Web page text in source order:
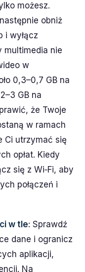
możesz.
obniż
i wyłącz
multimedia nie
w
0,3–0,7 GB na
GB na
że Twoje
w ramach
Ci utrzymać się
opłat. Kiedy
się z Wi‑Fi, aby
połączeń i
w tle: Sprawdź
dane i ogranicz
aplikacji,
Na